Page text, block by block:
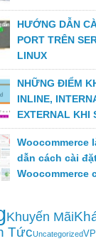
HƯỚNG DẪN
PORT TRÊN
LINUX
NHỮNG ĐIỂM
INLINE,
EXTERNAL KHI
Woocommerce
dẫn cách cài
Woocommerce
Khuyến Mãi
TứcUncategorized